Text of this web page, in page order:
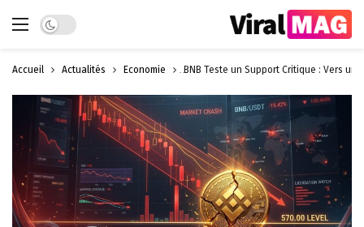
Dark mode
Accueil Actualités Économie BNB Teste un Support Critique : Vers